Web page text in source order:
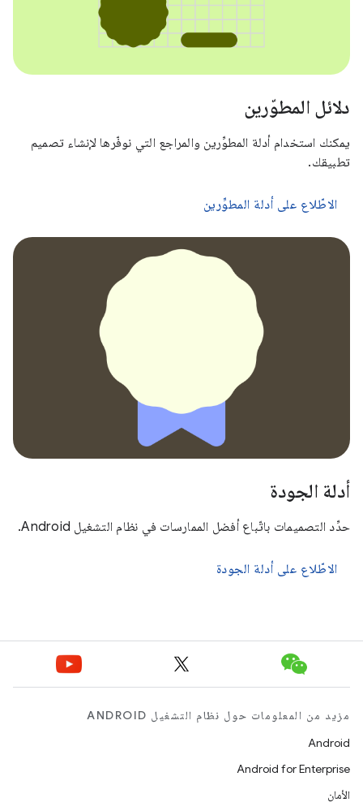
دلائل المطوّرين
يمكنك استخدام أدلة المطوِّرين والمراجع التي نوفّرها لإنشاء تصميم
تطبيقك.
الاطّلاع على أدلة المطوِّرين
أدلة الجودة
حدِّد التصميمات باتّباع أفضل الممارسات في نظام التشغيل Android.
الاطّلاع على أدلة الجودة
مزيد من المعلومات حول نظام التشغيل ANDROID
Android
Android for Enterprise
الأمان